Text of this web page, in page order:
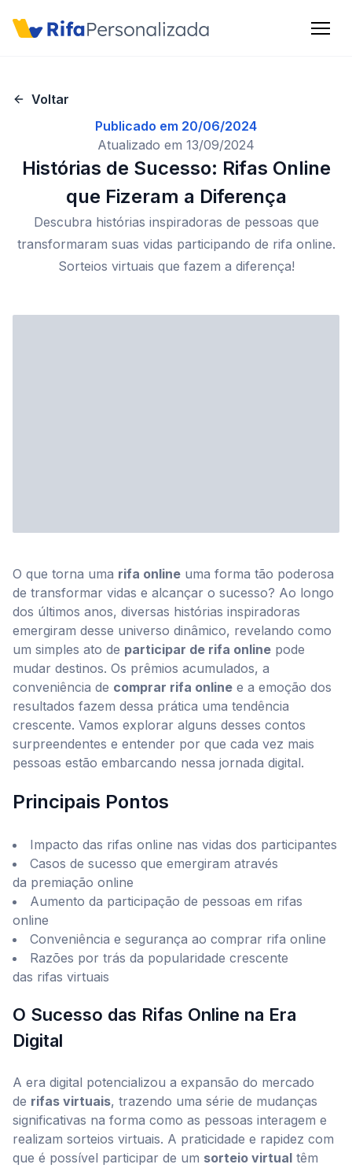
Entrar
Benefícios
Voltar
Publicado em 20/06/2024
Atualizado em 13/09/2024
Histórias de Sucesso: Rifas Online
que Fizeram a Diferença
Descubra histórias inspiradoras de pessoas que
transformaram suas vidas participando de rifa online.
Sorteios virtuais que fazem a diferença!
O que torna uma rifa online uma forma tão poderosa
de transformar vidas e alcançar o sucesso? Ao longo
dos últimos anos, diversas histórias inspiradoras
emergiram desse universo dinâmico, revelando como
um simples ato de participar de rifa online pode
mudar destinos. Os prêmios acumulados, a
conveniência de comprar rifa online e a emoção dos
resultados fazem dessa prática uma tendência
crescente. Vamos explorar alguns desses contos
surpreendentes e entender por que cada vez mais
pessoas estão embarcando nessa jornada digital.
Principais Pontos
Impacto das rifas online nas vidas dos participantes
Casos de sucesso que emergiram através
da premiação online
Aumento da participação de pessoas em rifas
online
Conveniência e segurança ao comprar rifa online
Razões por trás da popularidade crescente
das rifas virtuais
O Sucesso das Rifas Online na Era
Digital
A era digital potencializou a expansão do mercado
de rifas virtuais, trazendo uma série de mudanças
significativas na forma como as pessoas interagem e
realizam sorteios virtuais. A praticidade e rapidez com
que é possível participar de um sorteio virtual têm